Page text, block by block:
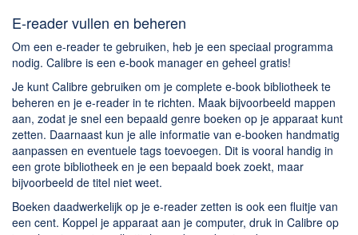
Chatten en bellen
Parkeer apps
Rar en Zip (Compressie - Unzip)
Shopping
Spelletjes en Games
Webbrowsers
E-reader vullen en beheren
Om een e-reader te gebruiken, heb je een speciaal programma
nodig. Calibre is een e-book manager en geheel gratis!
Je kunt Calibre gebruiken om je complete e-book bibliotheek te
beheren en je e-reader in te richten. Maak bijvoorbeeld mappen
aan, zodat je snel een bepaald genre boeken op je apparaat kunt
zetten. Daarnaast kun je alle informatie van e-booken handmatig
aanpassen en eventuele tags toevoegen. Dit is vooral handig in
een grote bibliotheek en je een bepaald boek zoekt, maar
bijvoorbeeld de titel niet weet.
Boeken daadwerkelijk op je e-reader zetten is ook een fluitje van
een cent. Koppel je apparaat aan je computer, druk in Calibre op